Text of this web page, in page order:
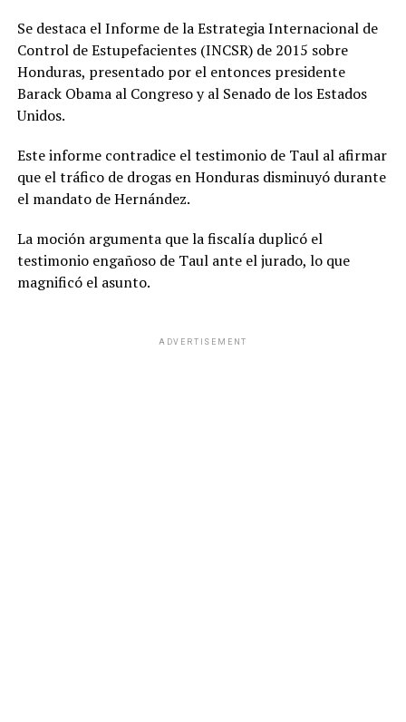
Se destaca el Informe de la Estrategia Internacional de
Control de Estupefacientes (INCSR) de 2015 sobre
Honduras, presentado por el entonces presidente
Barack Obama al Congreso y al Senado de los Estados
Unidos.
Este informe contradice el testimonio de Taul al afirmar
que el tráfico de drogas en Honduras disminuyó durante
el mandato de Hernández.
La moción argumenta que la fiscalía duplicó el
testimonio engañoso de Taul ante el jurado, lo que
magnificó el asunto.
ADVERTISEMENT